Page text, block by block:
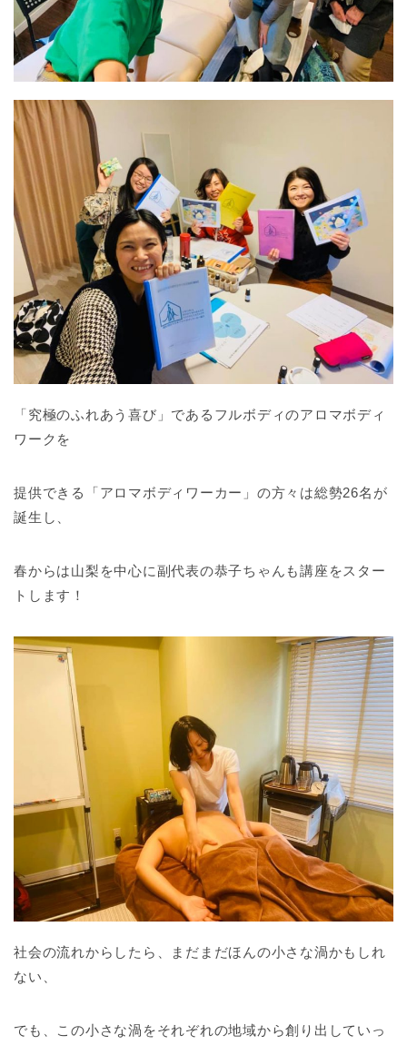
「究極のふれあう喜び」であるフルボディのアロマボディ
ワークを
提供できる「アロマボディワーカー」の方々は総勢26名が
誕生し、
春からは山梨を中心に副代表の恭子ちゃんも講座をスター
トします！
社会の流れからしたら、まだまだほんの小さな渦かもしれ
ない、
でも、この小さな渦をそれぞれの地域から創り出していっ